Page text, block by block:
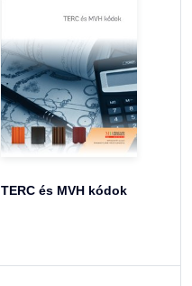
TERC és MVH kódok